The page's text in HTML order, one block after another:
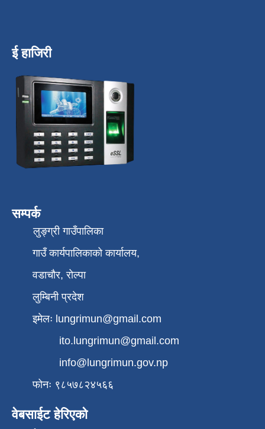
ई हाजिरी
सम्पर्क
लुङ्ग्री गाउँपालिका
गाउँ कार्यपालिकाको कार्यालय,
वडाचौर, रोल्पा
लुम्बिनी प्रदेश
इमेलः lungrimun@gmail.com
ito.lungrimun@gmail.com
info@lungrimun.gov.np
फोनः ९८५७८२४५६६
वेबसाईट हेरिएको